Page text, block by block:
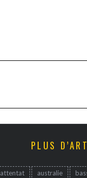
PLUS
attentat australie